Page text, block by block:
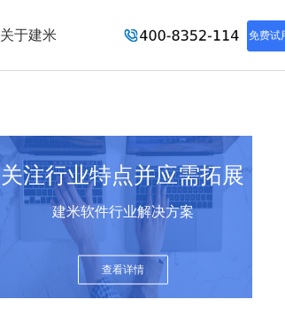
关于建米 免费试
关注行业特点并应需拓展
建米软件行业解决方案
查看详情